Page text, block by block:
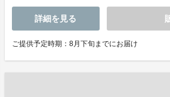
詳細を見る
ご提供予定時期：8月下旬までにお届け